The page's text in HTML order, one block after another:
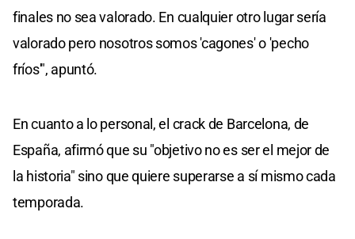
finales no sea valorado. En cualquier otro lugar sería
valorado pero nosotros somos 'cagones' o 'pecho
fríos'", apuntó.
En cuanto a lo personal, el crack de Barcelona, de
España, afirmó que su "objetivo no es ser el mejor de
la historia" sino que quiere superarse a sí mismo cada
temporada.